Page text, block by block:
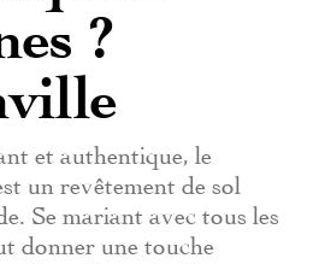
?
et authentique, le
un revêtement de sol
Se mariant avec tous les
donner une touche